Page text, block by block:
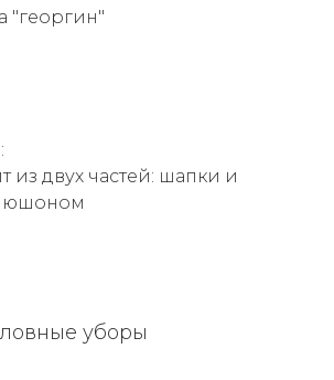
"георгин"
из двух частей: шапки и
уборы